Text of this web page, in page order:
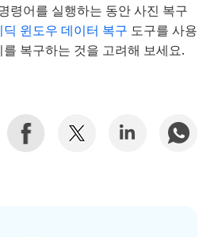
령어를 실행하는 동안 사진 복구
딕 윈도우 데이터 복구 도구를 사용
복구하는 것을 고려해 보세요.